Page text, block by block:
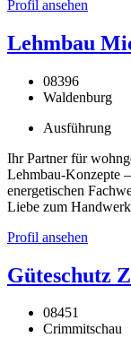
Profil ansehen
Lehmbau
08396
Waldenburg
Ausführung
Ihr Partner für
Lehmbau-Konzepte
energetischen
Liebe zum
Profil ansehen
Güteschutz
08451
Crimmitschau